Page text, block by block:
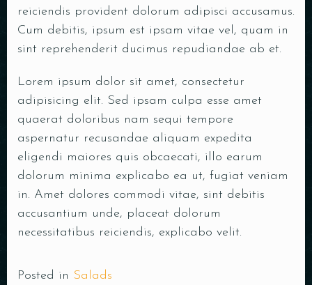
reiciendis provident dolorum adipisci accusamus.
Cum debitis, ipsum est ipsam vitae vel, quam in
sint reprehenderit ducimus repudiandae ab et.
Lorem ipsum dolor sit amet, consectetur
adipisicing elit. Sed ipsam culpa esse amet
quaerat doloribus nam sequi tempore
aspernatur recusandae aliquam expedita
eligendi maiores quis obcaecati, illo earum
dolorum minima explicabo ea ut, fugiat veniam
in. Amet dolores commodi vitae, sint debitis
accusantium unde, placeat dolorum
necessitatibus reiciendis, explicabo velit.
Posted in Salads
Personen
Tijdstip